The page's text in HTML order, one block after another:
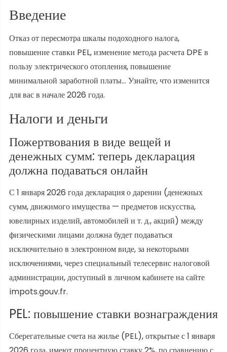
Введение
Отказ от пересмотра шкалы подоходного налога,
повышение ставки PEL, изменение метода расчета DPE в
пользу электрического отопления, повышение
минимальной заработной платы… Узнайте, что изменится
для вас в начале 2026 года.
Налоги и деньги
Пожертвования в виде вещей и
денежных сумм: теперь декларация
должна подаваться онлайн
С 1 января 2026 года декларация о дарении (денежных
сумм, движимого имущества — предметов искусства,
ювелирных изделий, автомобилей и т. д., акций) между
физическими лицами должна будет подаваться
исключительно в электронном виде, за некоторыми
исключениями, через специальный телесервис налоговой
администрации, доступный в личном кабинете на сайте
impots.gouv.fr.
PEL: повышение ставки вознаграждения
Сберегательные счета на жилье (PEL), открытые с 1 января